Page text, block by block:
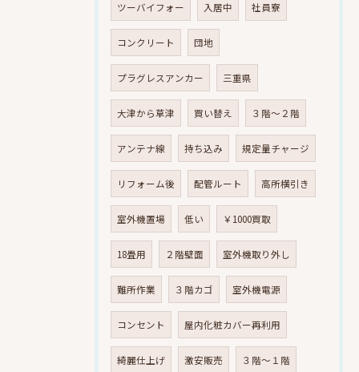
ツーバイフォー 入居中 社員寮
コンクリート 団地
プラグレスアンカー 三重県
大津から草津 買い替え ３階～２階
アンテナ線 持ち込み 規定量チャージ
リフォーム後 配管ルート 高所横引き
室外機置場 低い ￥1000買取
18畳用 ２階壁面 室外機取り外し
難所作業 ３階カゴ 室外機電源
コンセント 屋内化粧カバー再利用
綺麗仕上げ 激安販売 ３階～１階